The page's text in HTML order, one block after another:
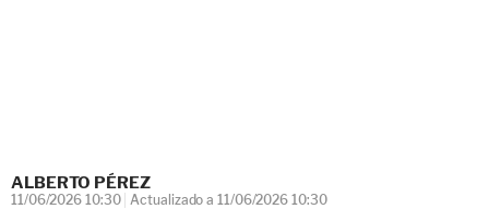
ALBERTO PÉREZ
11/06/2026 10:30 Actualizado a 11/06/2026 10:30